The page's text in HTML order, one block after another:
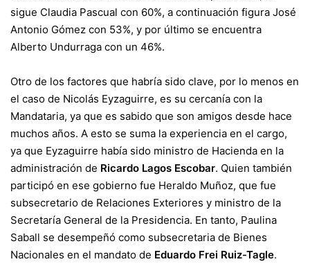
sigue Claudia Pascual con 60%, a continuación figura José
Antonio Gómez con 53%, y por último se encuentra
Alberto Undurraga con un 46%.
Otro de los factores que habría sido clave, por lo menos en
el caso de Nicolás Eyzaguirre, es su cercanía con la
Mandataria, ya que es sabido que son amigos desde hace
muchos años. A esto se suma la experiencia en el cargo,
ya que Eyzaguirre había sido ministro de Hacienda en la
administración de Ricardo Lagos Escobar. Quien también
participó en ese gobierno fue Heraldo Muñoz, que fue
subsecretario de Relaciones Exteriores y ministro de la
Secretaría General de la Presidencia. En tanto, Paulina
Saball se desempeñó como subsecretaria de Bienes
Nacionales en el mandato de Eduardo Frei Ruiz-Tagle.